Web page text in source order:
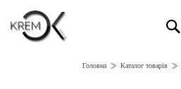
Головна Каталог товарів